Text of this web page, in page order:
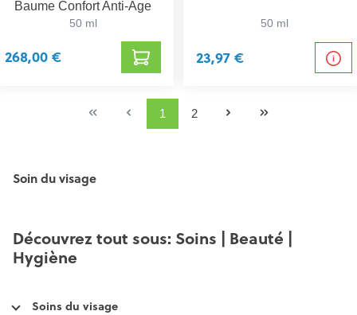
Baume Confort Anti-Âge
50 ml
268,00 €
50 ml
23,97 €
1 2
Soin du visage
Découvrez tout sous: Soins | Beauté |
Hygiène
Soins du visage